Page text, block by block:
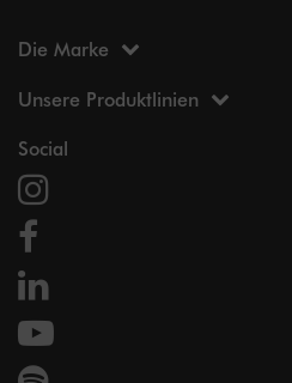
Die Marke
Unsere Produktlinien
Social